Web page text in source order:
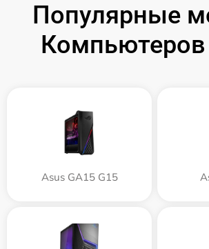
Популярные
Компьютеров
Asus GA15 G15